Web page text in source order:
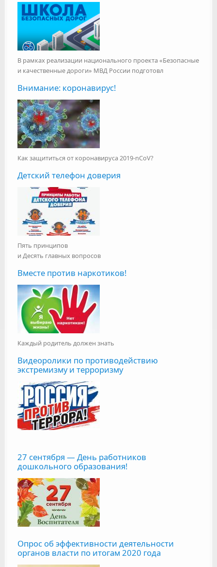
В рамках реализации национального проекта «Безопасные
и качественные дороги» МВД России подготовл
Внимание: коронавирус!
Как защититься от коронавируса 2019-nCoV?
Детский телефон доверия
Пять принципов
и Десять главных вопросов
Вместе против наркотиков!
Каждый родитель должен знать
Видеоролики по противодействию
экстремизму и терроризму
27 сентября — День работников
дошкольного образования!
Опрос об эффективности деятельности
органов власти по итогам 2020 года